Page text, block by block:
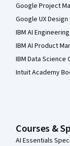
Google Project
Google UX
IBM AI
IBM AI Product
IBM Data Science
Intuit Academy
Courses &
AI Essentials